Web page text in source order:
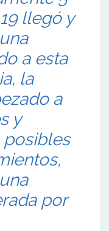
llegó y
a esta
la
a
y
posibles
por